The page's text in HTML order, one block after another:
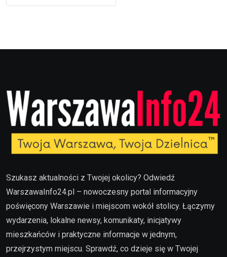
Szukasz aktualności z Twojej okolicy? Odwiedź
WarszawaInfo24.pl – nowoczesny portal informacyjny
poświęcony Warszawie i miejscom wokół stolicy. Łączymy
wydarzenia, lokalne newsy, komunikaty, inicjatywy
mieszkańców i praktyczne informacje w jednym,
przejrzystym miejscu. Sprawdź, co dzieje się w Twojej